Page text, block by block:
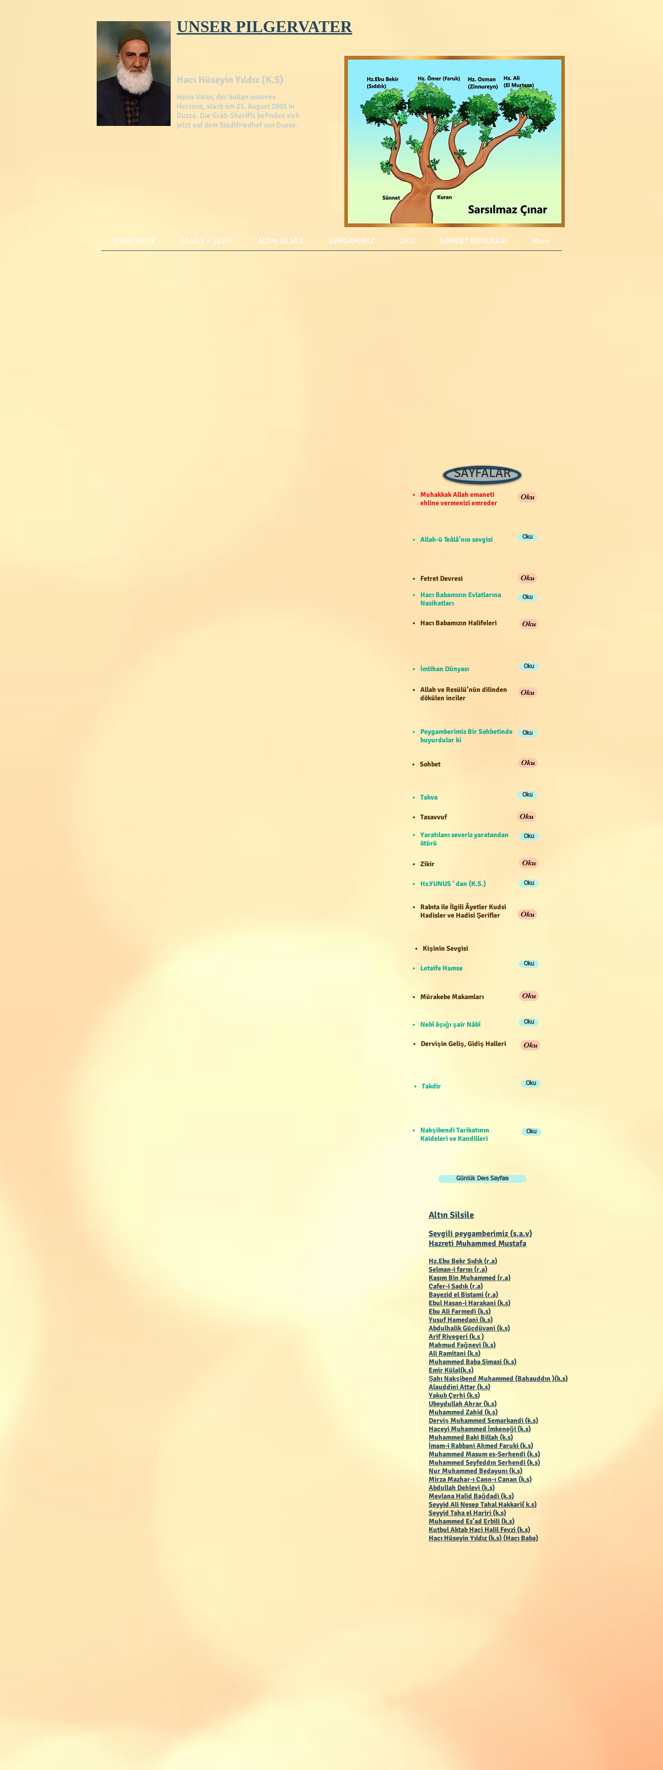
UNSER PILGERVATER
Hacı Hüseyin Yıldız (K.S)
Hacis Vater, der Sultan unseres
Herzens, starb am 25. August 2005 in
Duzce. Die Grab-Sheriffs befinden sich
jetzt auf dem Stadtfriedhof von Duzce.
STARTSEITE SİLSİLE-İ ŞERİF ALTIN SİLSİLE DERGAHIMIZ OKU SOHBET KONULARI More
Günlük Ders Sayfası
Muhakkak Allah emaneti
ehline vermenizi emreder
Oku
Allah-ü Teâlâ’nın sevgisi Oku
Fetret Devresi Oku
Hacı Babamızın Evlatlarına
Nasihatları
Oku
Oku
Hacı Babamızın Halifeleri
Oku
İmtihan Dünyası
Oku
Allah ve Resülü’nün dilinden
dökülen inciler
Oku
Peygamberimiz Bir Sohbetinde
buyurdular ki
Oku
Sohbet
Oku
Takva
Oku
Tasavvuf
Oku
Yaratılanı severiz yaratandan
ötürü
Oku
Zikir
Oku
Hz.YUNUS ‘ dan (K.S.)
Oku
Rabıta ile İlgili Âyetler Kudsi
Hadisler ve Hadisi Şerifler
Altın Silsile
Sevgili peygamberimiz (s.a.v)
Hazreti Muhammed Mustafa
Hz.Ebu Bekr Sıdık (r.a)
Selman-i farısı (r.a)
Kasım Bin Muhammed (r.a)
Cafer-i Sadık (r.a)
Bayezid el Bistami (r.a)
Ebul Hasan-i Harakani (k.s)
Ebu Ali Farmedi (k.s)
Yusuf Hamedani (k.s)
Abdulhalik Gücdüvani (k.s)
Arif Rivegeri (k.s )
Mahmud Fağnevi (k.s)
Ali Ramitani (k.s)
Muhammed Baba Simasi (k.s)
Emir Külal(k.s)
Şahı Nakşibend Muhammed (Bahauddın )(k.s)
Alauddini Attar (k.s)
Yakub Çerhi (k.s)
Ubeydullah Ahrar (k.s)
Muhammed Zahid (k.s)
Derviş Muhammed Semarkandi (k.s)
Haceyi Muhammed İmkeneği (k.s)
Muhammed Baki Billah (k.s)
İmam-i Rabbani Ahmed Faruki (k.s)
Muhammed Masum es-Serhendi (k.s)
Muhammed Seyfeddın Serhendi (k.s)
Nur Muhammed Bedayunı (k.s)
Mirza Mazhar-ı Cann-ı Canan (k.s)
Abdullah Dehlevi (k.s)
Mevlana Halid Bağdadi (k.s)
Seyyid Ali Nesep Tahal Hakkari( k.s)
Seyyid Taha el Hariri (k.s)
Muhammed Es’ad Erbili (k.s)
Kutbul Aktab Haci Halil Fevzi (k.s)
Hacı Hüseyin Yıldız (k.s) (Hacı Baba)
Letaife Hamse Oku
Mürakebe Makamları
Nebî âşığı şair Nâbî Oku
Dervişin Geliş, Gidiş Halleri Oku
Takdir Oku
Kişinin Sevgisi
Nakşibendi Tarikatının
Kaideleri ve Kandilleri
Oku
Oku
SAYFALAR